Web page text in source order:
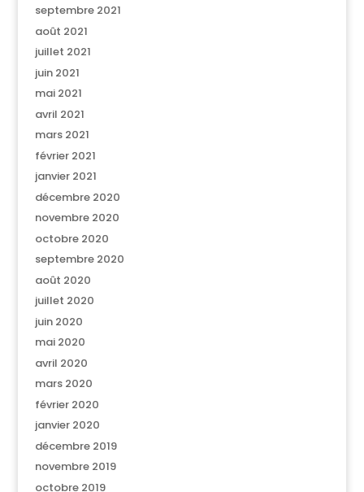
septembre 2021
août 2021
juillet 2021
juin 2021
mai 2021
avril 2021
mars 2021
février 2021
janvier 2021
décembre 2020
novembre 2020
octobre 2020
septembre 2020
août 2020
juillet 2020
juin 2020
mai 2020
avril 2020
mars 2020
février 2020
janvier 2020
décembre 2019
novembre 2019
octobre 2019